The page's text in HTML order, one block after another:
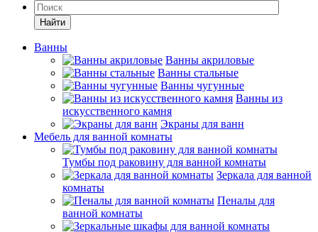
Найти
Ванны
Ванны акриловые
Ванны стальные
Ванны чугунные
Ванны из
искусственного камня
Экраны для ванн
Мебель для ванной комнаты
Тумбы под раковину для ванной комнаты
Зеркала для ванной
комнаты
Пеналы для
ванной комнаты